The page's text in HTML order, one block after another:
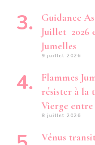
Guidance
Juillet 2026
Jumelles
9 juillet 2026
Flammes
résister à la
Vierge
8 juillet 2026
Vénus